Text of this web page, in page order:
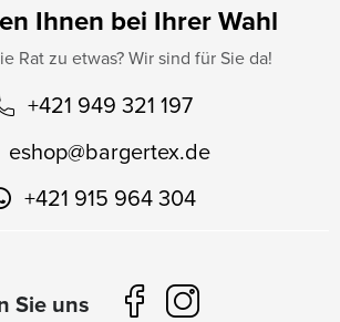
Ihnen bei Ihrer Wahl
Rat zu etwas? Wir sind für Sie da!
+421 949 321 197
eshop@bargertex.de
+421 915 964 304